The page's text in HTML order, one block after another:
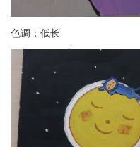
色调：低长